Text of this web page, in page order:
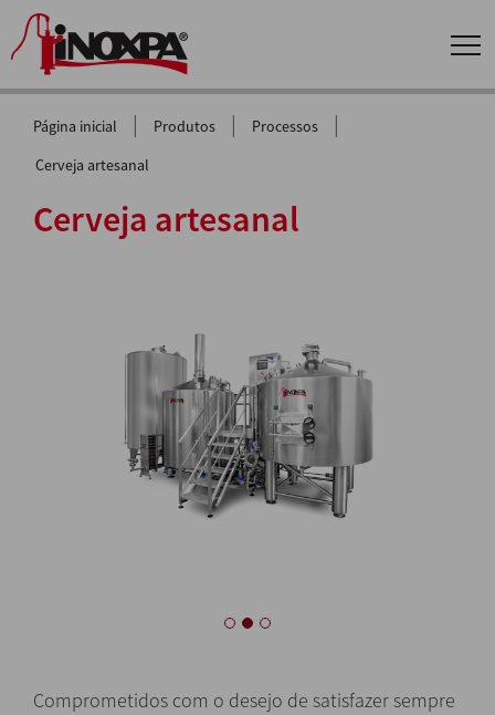
Página inicial | Produtos | Processos |
Cerveja artesanal
Cerveja artesanal
Comprometidos com o desejo de satisfazer sempre